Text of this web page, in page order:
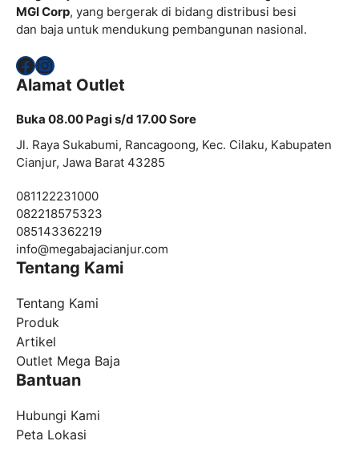
MGI Corp, yang bergerak di bidang distribusi besi
dan baja untuk mendukung pembangunan nasional.
Facebook
Instagram
Alamat Outlet
Buka 08.00 Pagi s/d 17.00 Sore
Jl. Raya Sukabumi, Rancagoong, Kec. Cilaku, Kabupaten
Cianjur, Jawa Barat 43285
081122231000
082218575323
085143362219
info@megabajacianjur.com
Tentang Kami
Tentang Kami
Produk
Artikel
Outlet Mega Baja
Bantuan
Hubungi Kami
Peta Lokasi